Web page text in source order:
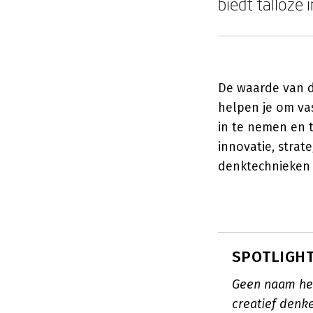
De waarde van
helpen je om
in te nemen en
innovatie,
Geen naam
creatief